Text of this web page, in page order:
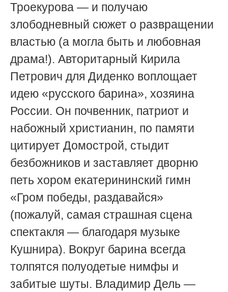
Троекурова — и получаю
злободневный сюжет о развращении
властью (а могла быть и любовная
драма!). Авторитарный Кирила
Петрович для Диденко воплощает
идею «русского барина», хозяина
России. Он почвенник, патриот и
набожный христианин, по памяти
цитирует Домострой, стыдит
безбожников и заставляет дворню
петь хором екатерининский гимн
«Гром победы, раздавайся»
(пожалуй, самая страшная сцена
спектакля — благодаря музыке
Кушнира). Вокруг барина всегда
толпятся полуодетые нимфы и
забитые шуты. Владимир Дель —